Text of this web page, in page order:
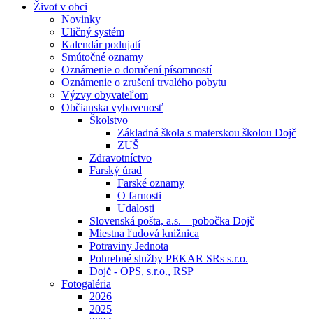
Život v obci
Novinky
Uličný systém
Kalendár podujatí
Smútočné oznamy
Oznámenie o doručení písomností
Oznámenie o zrušení trvalého pobytu
Výzvy obyvateľom
Občianska vybavenosť
Školstvo
Základná škola s materskou školou Dojč
ZUŠ
Zdravotníctvo
Farský úrad
Farské oznamy
O farnosti
Udalosti
Slovenská pošta, a.s. – pobočka Dojč
Miestna ľudová knižnica
Potraviny Jednota
Pohrebné služby PEKAR SRs s.r.o.
Dojč - OPS, s.r.o., RSP
Fotogaléria
2026
2025